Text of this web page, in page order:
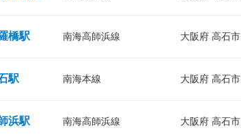
橋駅 南海高師浜線 大阪府 高石市
駅 南海本線 大阪府 高石市
浜駅 南海高師浜線 大阪府 高石市